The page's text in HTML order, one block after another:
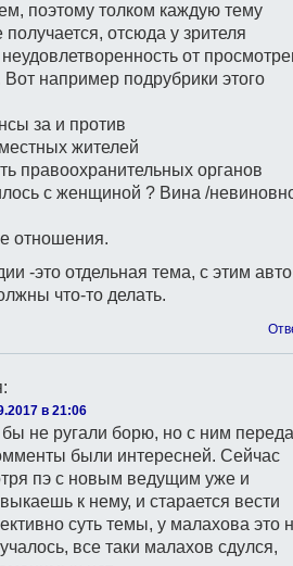
поэтому толком каждую тему
получается, отсюда у зрителя
от
например подрубрики этого
за и против
жителей
правоохранительных органов
с женщиной ? Вина /
отношения.
-это отдельная тема, с этим
что-то делать.
:
в 21:06
бы не ругали борю, но с ним
были интересней. Сейчас
пэ с новым ведущим уже и
к нему, и старается вести
суть темы, у малахова это
все таки малахов сдулся,